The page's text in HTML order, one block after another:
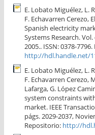
E. Lobato Miguélez, L.
F. Echavarren
Spanish electricity
Systems Research.
2005.. ISSN: 0378-
http://hdl.handle.net/
E. Lobato Miguélez, L.
F. Echavarren Cerezo,
Lafarga, G. López
system constraints
market. IEEE
págs. 2029-2037,
Repositorio: http://